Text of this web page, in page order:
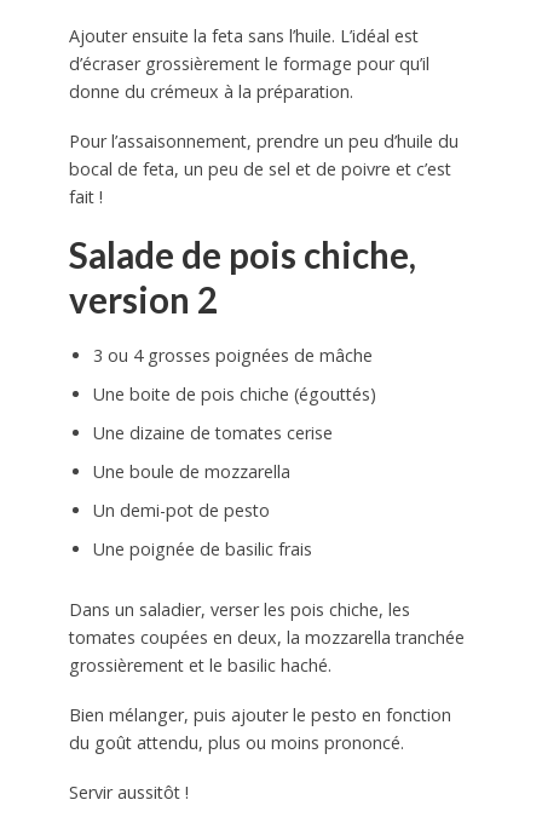
Ajouter ensuite la feta sans l’huile. L’idéal est
d’écraser grossièrement le formage pour qu’il
donne du crémeux à la préparation.
Pour l’assaisonnement, prendre un peu d’huile du
bocal de feta, un peu de sel et de poivre et c’est
fait !
Salade de pois chiche,
version 2
3 ou 4 grosses poignées de mâche
Une boite de pois chiche (égouttés)
Une dizaine de tomates cerise
Une boule de mozzarella
Un demi-pot de pesto
Une poignée de basilic frais
Dans un saladier, verser les pois chiche, les
tomates coupées en deux, la mozzarella tranchée
grossièrement et le basilic haché.
Bien mélanger, puis ajouter le pesto en fonction
du goût attendu, plus ou moins prononcé.
Servir aussitôt !